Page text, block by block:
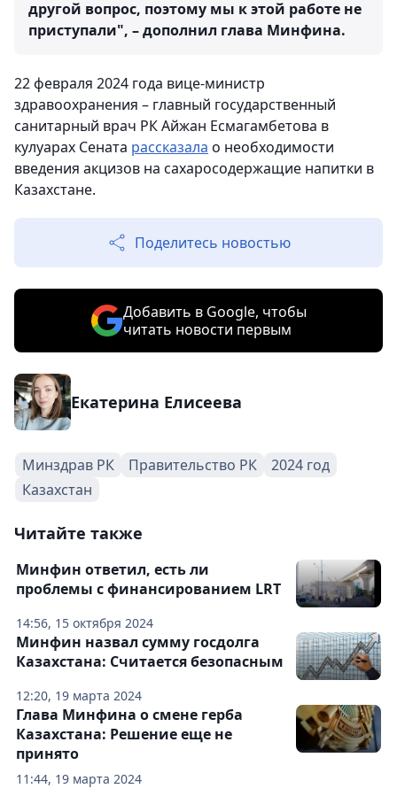
другой вопрос, поэтому мы к этой работе не
приступали", – дополнил глава Минфина.
22 февраля 2024 года вице-министр
здравоохранения – главный государственный
санитарный врач РК Айжан Есмагамбетова в
кулуарах Сената рассказала о необходимости
введения акцизов на сахаросодержащие напитки в
Казахстане.
Поделитесь новостью
Добавить в Google, чтобы
читать новости первым
Екатерина Елисеева
Минздрав РК Правительство РК
2024 год
Казахстан
Читайте также
14:56, 15 октября 2024
Минфин ответил, есть ли
проблемы с финансированием LRT
12:20, 19 марта 2024
Минфин назвал сумму госдолга
Казахстана: Считается безопасным
11:44, 19 марта 2024
Глава Минфина о смене герба
Казахстана: Решение еще не
принято